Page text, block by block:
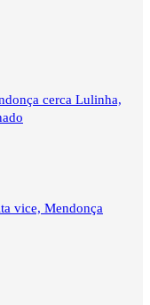
cerca Lulinha,
vice, Mendonça